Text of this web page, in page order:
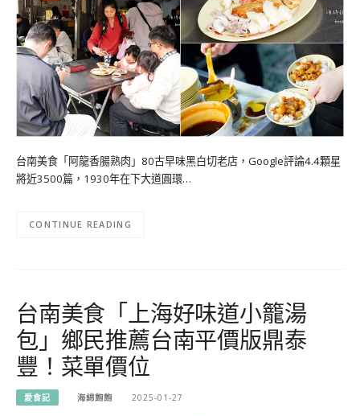
台南美食「阿龍香腸熟肉」80古早味黑白切老店，Google評論4.4顆星
將近3500篇，1930年在下大道圓環…
CONTINUE READING
台南美食「上海好味道小籠湯
包」鄉民推薦台南平價版鼎泰
豐！菜單價位
愛食記 海綿飽飽 2025-01-27